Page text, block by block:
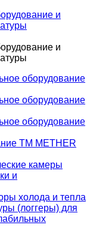
и
и
оборудование
оборудование
оборудование
TM METHER
камеры
и
холода и тепла
(логгеры) для